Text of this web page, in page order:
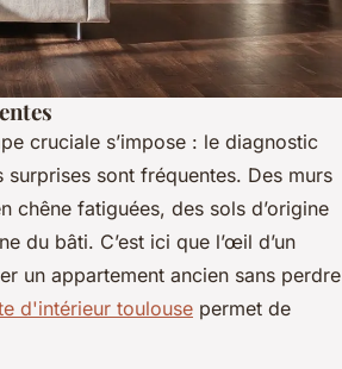
cruciale s’impose : le diagnostic
sont fréquentes. Des murs
chêne fatiguées, des sols d’origine
du bâti. C’est ici que l’œil d’un
un appartement ancien sans perdre
d'intérieur toulouse permet de